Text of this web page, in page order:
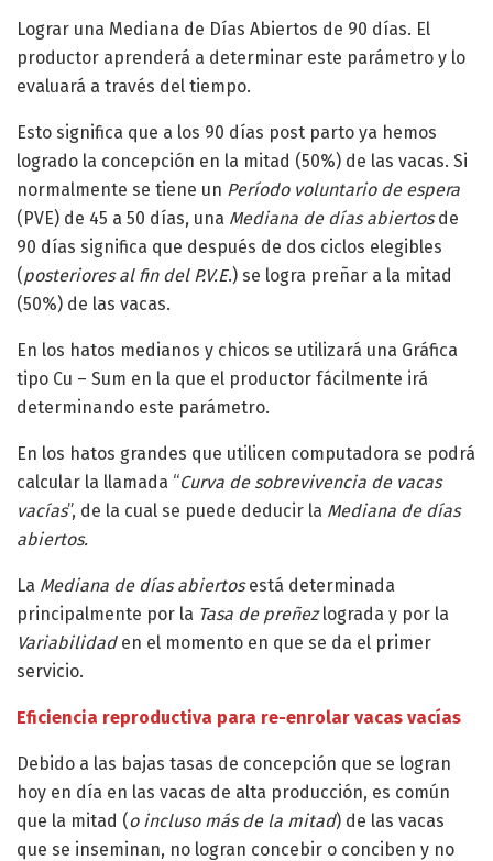
Lograr una Mediana de Días Abiertos de 90 días. El
productor aprenderá a determinar este parámetro y lo
evaluará a través del tiempo.
Esto significa que a los 90 días post parto ya hemos
logrado la concepción en la mitad (50%) de las vacas. Si
normalmente se tiene un Período voluntario de espera
(PVE) de 45 a 50 días, una Mediana de días abiertosde
90 días significa que después de dos ciclos elegibles
(posteriores al fin del P.V.E.) se logra preñar a la mitad
(50%) de las vacas.
En los hatos medianos y chicos se utilizará una Gráfica
tipo Cu – Sum en la que el productor fácilmente irá
determinando este parámetro.
En los hatos grandes que utilicen computadora se podrá
calcular la llamada “Curva de sobrevivencia de vacas
vacías”, de la cual se puede deducir la Mediana de días
abiertos.
La Mediana de días abiertosestá determinada
principalmente por la Tasa de preñezlograda y por la
Variabilidad en el momento en que se da el primer
servicio.
Eficiencia reproductiva para re-enrolar vacas vacías
Debido a las bajas tasas de concepción que se logran
hoy en día en las vacas de alta producción, es común
que la mitad (o incluso más de la mitad) de las vacas
que se inseminan, no logran concebir o conciben y no